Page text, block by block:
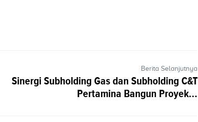
Berita Selanjutnya
Sinergi Subholding Gas dan Subholding C&T
Pertamina Bangun Proyek...